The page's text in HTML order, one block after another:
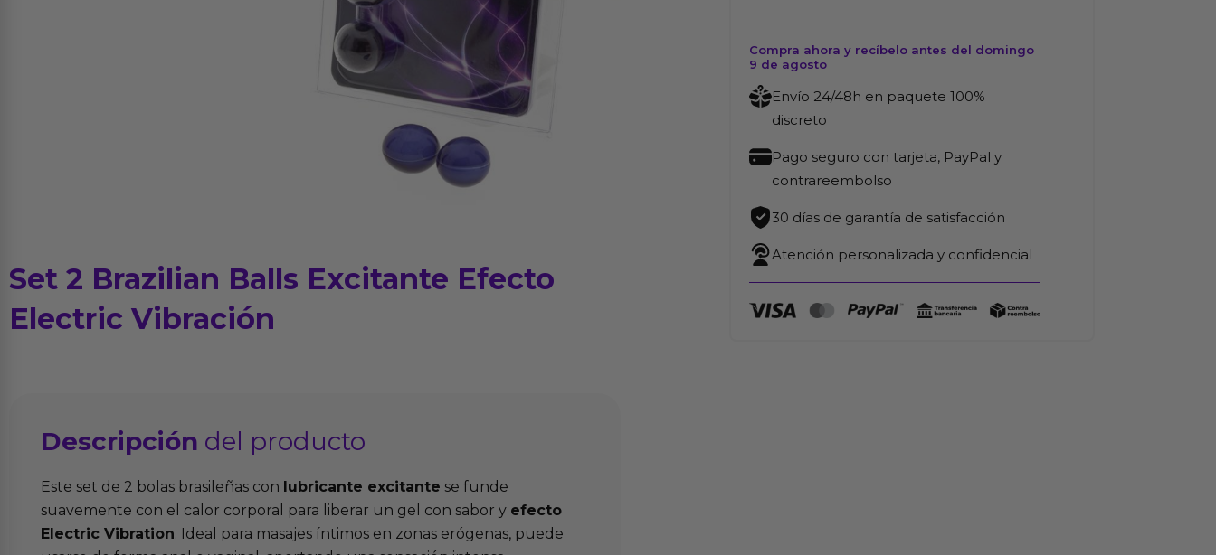
Set 2 Brazilian Balls Excitante Efecto
Electric Vibración
Descripción del producto
Este set de 2 bolas brasileñas con lubricante excitante se funde
suavemente con el calor corporal para liberar un gel con sabor y efecto
Electric Vibration. Ideal para masajes íntimos en zonas erógenas, puede
Compra ahora y recíbelo antes del domingo
9 de agosto
Envío 24/48h en paquete 100%
discreto
Pago seguro con tarjeta, PayPal y
contrareembolso
30 días de garantía de satisfacción
Atención personalizada y confidencial